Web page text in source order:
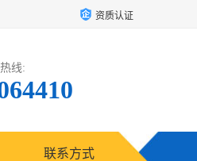
资质认证
线:
联系方式